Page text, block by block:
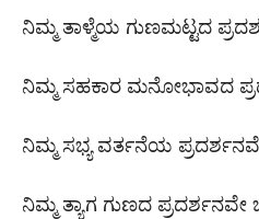
ನಿಮ್ಮ ತಾಳ್ಮೆಯ ಗುಣಮಟ್ಟದ
ನಿಮ್ಮ ಸಹಕಾರ ಮನೋಭಾವದ
ನಿಮ್ಮ ಸಭ್ಯ ವರ್ತನೆಯ
ನಿಮ್ಮ ತ್ಯಾಗ ಗುಣದ